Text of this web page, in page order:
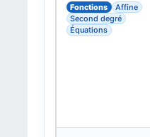
Fonctions
Affine
Second degré
Équations